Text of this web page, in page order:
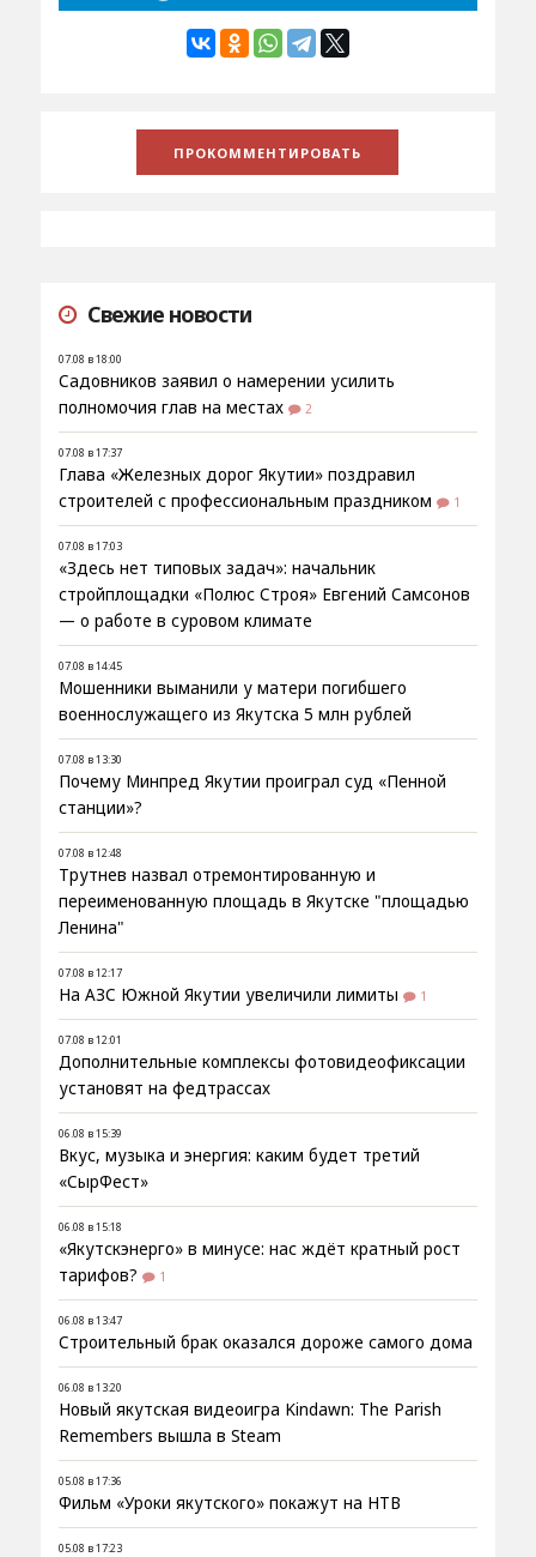
Свежие новости
07.08 в 18:00
Садовников заявил о намерении усилить
полномочия глав на местах
2
07.08 в 17:37
Глава «Железных дорог Якутии» поздравил
строителей с профессиональным праздником
1
07.08 в 17:03
«Здесь нет типовых задач»: начальник
стройплощадки «Полюс Строя» Евгений Самсонов
— о работе в суровом климате
07.08 в 14:45
Мошенники выманили у матери погибшего
военнослужащего из Якутска 5 млн рублей
07.08 в 13:30
Почему Минпред Якутии проиграл суд «Пенной
станции»?
07.08 в 12:48
Трутнев назвал отремонтированную и
переименованную площадь в Якутске "площадью
Ленина"
07.08 в 12:17
На АЗС Южной Якутии увеличили лимиты 1
07.08 в 12:01
Дополнительные комплексы фотовидеофиксации
установят на федтрассах
06.08 в 15:39
Вкус, музыка и энергия: каким будет третий
«СырФест»
06.08 в 15:18
«Якутскэнерго» в минусе: нас ждёт кратный рост
тарифов?
1
06.08 в 13:47
Строительный брак оказался дороже самого дома
06.08 в 13:20
Новый якутская видеоигра Kindawn: The Parish
Remembers вышла в Steam
05.08 в 17:36
Фильм «Уроки якутского» покажут на НТВ
05.08 в 17:23